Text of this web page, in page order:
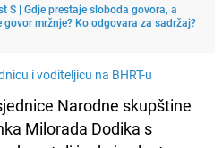
S | Gdje prestaje sloboda govora, a
govor mržnje? Ko odgovara za sadržaj?
i voditeljicu na BHRT-u
Narodne skupštine
Milorada Dodika s